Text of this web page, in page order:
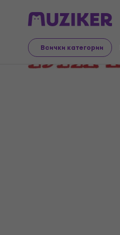
Всички категории